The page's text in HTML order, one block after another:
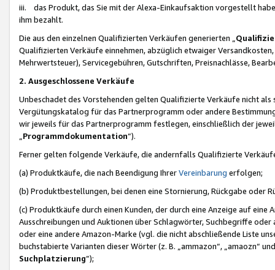
iii. das Produkt, das Sie mit der Alexa-Einkaufsaktion vorgestellt
ihm bezahlt.
Die aus den einzelnen Qualifizierten Verkäufen generierten „
Qualifizierten Verkäufe einnehmen, abzüglich etwaiger
Mehrwertsteuer), Servicegebühren, Gutschriften, Preisnachlässe,
2. Ausgeschlossene Verkäufe
Unbeschadet des Vorstehenden gelten Qualifizierte Verkäufe nicht
Vergütungskatalog für das Partnerprogramm oder andere
wir jeweils für das Partnerprogramm festlegen, einschließlich der
Programmdokumentation“).
Ferner gelten folgende Verkäufe, die andernfalls Qualifizierte
(a) Produktkäufe, die nach Beendigung IhrerVereinbarung erfolgen;
(b) Produktbestellungen, bei denen eine Stornierung, Rückgabe oder
(c) Produktkäufe durch einen Kunden, der durch eine Anzeige auf
Ausschreibungen und Auktionen über Schlagwörter, Suchbegriffe
oder eine andere Amazon-Marke (vgl. die nicht abschließende Liste
buchstabierte Varianten dieser Wörter (z. B. „ammazon“, „amaozn“
Suchplatzierung”);